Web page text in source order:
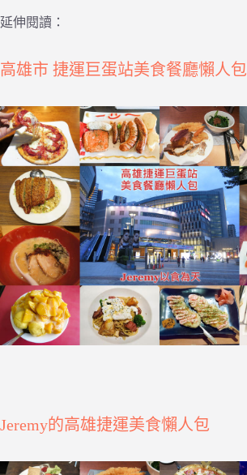
延伸閱讀：
高雄市 捷運巨蛋站美食餐廳懶人包
Jeremy的高雄捷運美食懶人包